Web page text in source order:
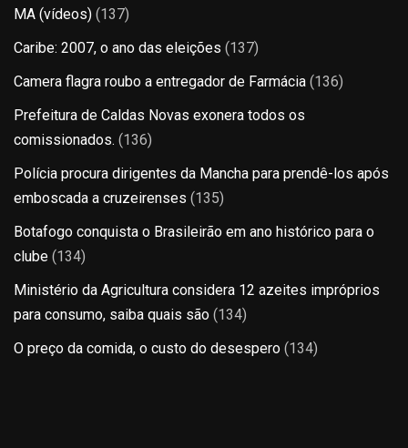
MA (vídeos) (137)
Caribe: 2007, o ano das eleições (137)
Camera flagra roubo a entregador de Farmácia (136)
Prefeitura de Caldas Novas exonera todos os
comissionados. (136)
Polícia procura dirigentes da Mancha para prendê-los após
emboscada a cruzeirenses (135)
Botafogo conquista o Brasileirão em ano histórico para o
clube (134)
Ministério da Agricultura considera 12 azeites impróprios
para consumo, saiba quais são (134)
O preço da comida, o custo do desespero (134)